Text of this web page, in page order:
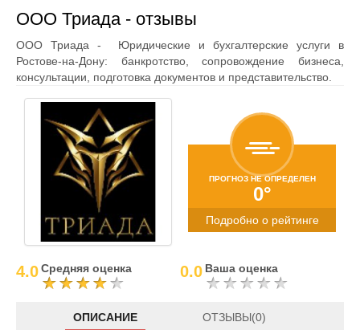
ООО Триада - отзывы
ООО Триада - Юридические и бухгалтерские услуги в
Ростове-на-Дону: банкротство, сопровождение бизнеса,
консультации, подготовка документов и представительство.
ПРОГНОЗ НЕ ОПРЕДЕЛЕН
0°
Подробно о рейтинге
4.0Средняя оценка 0.0 Ваша оценка
ОПИСАНИЕ ОТЗЫВЫ(0)